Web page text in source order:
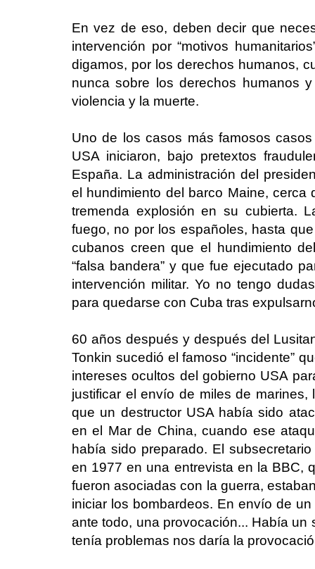
En vez de eso, deben decir que
intervención por “motivos
digamos, por los derechos humanos,
nunca sobre los derechos humanos
violencia y la muerte.
Uno de los casos más famosos
USA iniciaron, bajo pretextos
España. La administración del
el hundimiento del barco Maine,
tremenda explosión en su cubierta.
fuego, no por los españoles, hasta
cubanos creen que el hundimiento
“falsa bandera” y que fue ejecutado
intervención militar. Yo no tengo
para quedarse con Cuba tras
60 años después y después del
Tonkin sucedió el famoso “incidente”
intereses ocultos del gobierno USA
justificar el envío de miles de
que un destructor USA había sido
en el Mar de China, cuando ese
había sido preparado. El
en 1977 en una entrevista en la BBC,
fueron asociadas con la guerra,
iniciar los bombardeos. En envío de
ante todo, una provocación... Había un
tenía problemas nos daría la